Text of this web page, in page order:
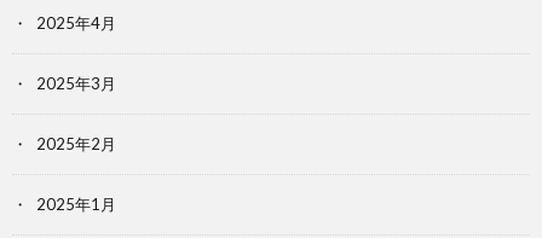
2025年4月
2025年3月
2025年2月
2025年1月